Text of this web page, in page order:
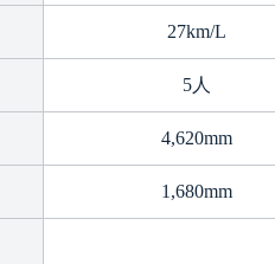
27km/L
5人
4,620mm
1,680mm